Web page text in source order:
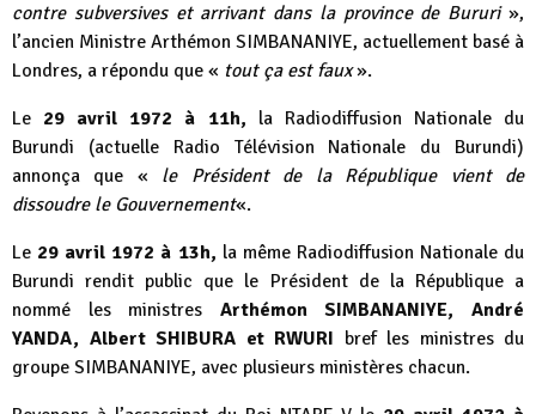
contre subversives et arrivant dans la province de Bururi »,
l’ancien Ministre Arthémon SIMBANANIYE, actuellement basé à
Londres, a répondu que « tout ça est faux».
Le 29 avril 1972 à 11h, la Radiodiffusion Nationale du
Burundi (actuelle Radio Télévision Nationale du Burundi)
annonça que « le Président de la République vient de
dissoudre le Gouvernement«.
Le 29 avril 1972 à 13h, la même Radiodiffusion Nationale du
Burundi rendit public que le Président de la République a
nommé les ministres Arthémon SIMBANANIYE, André
YANDA, Albert SHIBURA et RWURI bref les ministres du
groupe SIMBANANIYE, avec plusieurs ministères chacun.